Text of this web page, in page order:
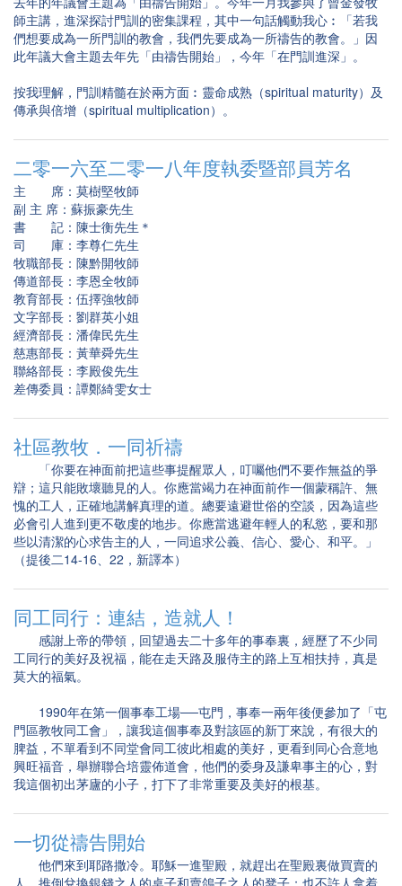
師主講，進深探討門訓的密集課程，其中一句話觸動我心︰「若我
們想要成為一所門訓的教會，我們先要成為一所禱告的教會。」因
此年議大會主題去年先「由禱告開始」，今年「在門訓進深」。
按我理解，門訓精髓在於兩方面︰靈命成熟（spiritual maturity）及
傳承與倍增（spiritual multiplication）。
二零一六至二零一八年度執委暨部員芳名
主 席：莫樹堅牧師
副 主 席：蘇振豪先生
書 記：陳士衡先生＊
司 庫：李尊仁先生
牧職部長：陳黔開牧師
傳道部長：李恩全牧師
教育部長：伍擇強牧師
文字部長：劉群英小姐
經濟部長：潘偉民先生
慈惠部長：黃華舜先生
聯絡部長：李殿俊先生
差傳委員：譚鄭綺雯女士
社區教牧．一同祈禱
「你要在神面前把這些事提醒眾人，叮囑他們不要作無益的爭
辯；這只能敗壞聽見的人。你應當竭力在神面前作一個蒙稱許、無
愧的工人，正確地講解真理的道。總要遠避世俗的空談，因為這些
必會引人進到更不敬虔的地步。你應當逃避年輕人的私慾，要和那
些以清潔的心求告主的人，一同追求公義、信心、愛心、和平。」
（提後二14-16、22，新譯本）
同工同行：連結，造就人！
感謝上帝的帶領，回望過去二十多年的事奉裏，經歷了不少同
工同行的美好及祝福，能在走天路及服侍主的路上互相扶持，真是
莫大的福氣。
1990年在第一個事奉工場──屯門，事奉一兩年後便參加了「屯
門區教牧同工會」，讓我這個事奉及對該區的新丁來說，有很大的
脾益，不單看到不同堂會同工彼此相處的美好，更看到同心合意地
興旺福音，舉辦聯合培靈佈道會，他們的委身及謙卑事主的心，對
我這個初出茅廬的小子，打下了非常重要及美好的根基。
一切從禱告開始
他們來到耶路撒冷。耶穌一進聖殿，就趕出在聖殿裏做買賣的
人，推倒兌換銀錢之人的桌子和賣鴿子之人的凳子；也不許人拿着